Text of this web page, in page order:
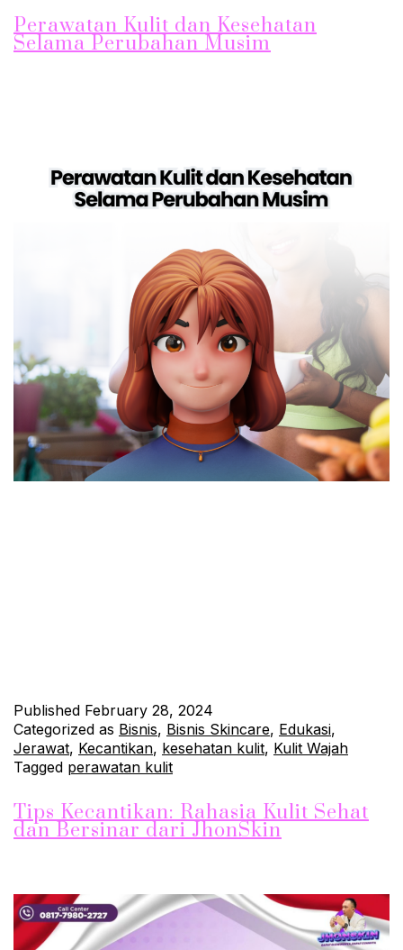
Perawatan Kulit dan Kesehatan
Selama Perubahan Musim
Published February 28, 2024
Categorized as Bisnis, Bisnis Skincare, Edukasi,
Jerawat, Kecantikan, kesehatan kulit, Kulit Wajah
Tagged perawatan kulit
Tips Kecantikan: Rahasia Kulit Sehat
dan Bersinar dari JhonSkin